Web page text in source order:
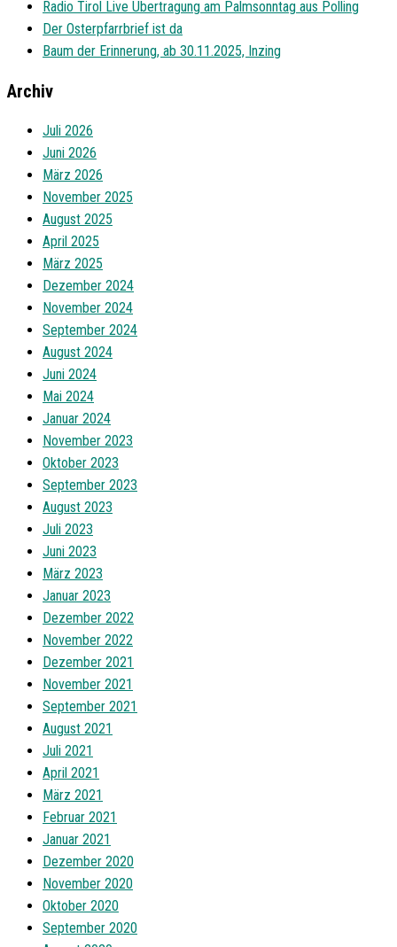
Radio Tirol Live Übertragung am Palmsonntag aus Polling
Der Osterpfarrbrief ist da
Baum der Erinnerung, ab 30.11.2025, Inzing
Archiv
Juli 2026
Juni 2026
März 2026
November 2025
August 2025
April 2025
März 2025
Dezember 2024
November 2024
September 2024
August 2024
Juni 2024
Mai 2024
Januar 2024
November 2023
Oktober 2023
September 2023
August 2023
Juli 2023
Juni 2023
März 2023
Januar 2023
Dezember 2022
November 2022
Dezember 2021
November 2021
September 2021
August 2021
Juli 2021
April 2021
März 2021
Februar 2021
Januar 2021
Dezember 2020
November 2020
Oktober 2020
September 2020